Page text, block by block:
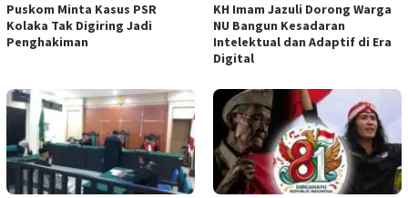
‎Puskom Minta Kasus PSR
Kolaka Tak Digiring Jadi
Penghakiman
KH Imam Jazuli Dorong Warga
NU Bangun Kesadaran
Intelektual dan Adaptif di Era
Digital